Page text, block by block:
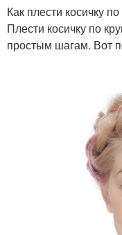
Как плести косичку
Плести косичку по
простым шагам. Вот